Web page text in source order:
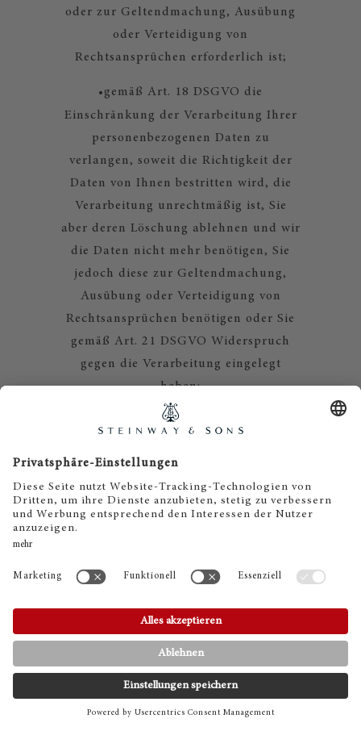
KONTAKT TELEFON
oder zur Geltendmachung, Ausübung
oder Verteidigung von
Rechtsansprüchen erforderlich ist;
•gemäß Art. 18 DSGVO die
Einschränkung der Verarbeitung Ihrer
personenbezogenen Daten zu
verlangen, soweit die Richtigkeit der
Daten von Ihnen bestritten wird, die
Verarbeitung unrechtmäßig ist, Sie
aber deren Löschung ablehnen und wir
die Daten nicht mehr benötigen, Sie
jedoch diese zur Geltendmachung,
Ausübung oder Verteidigung von
Rechtsansprüchen benötigen oder Sie
gemäß Art. 21 DSGVO Widerspruch
gegen die Verarbeitung eingelegt
haben;
gemäß Art. 20 DSGVO Ihre
bereitgestellt haben, in einem
strukturierten, gängigen und
maschinenlesebaren Format zu
erhalten oder die Übermittlung an
verlangen;
gemäß Art. 7 Abs. 3 DSGVO Ihre
einmal erteilte Einwilligung jederzeit
zur Folge, dass wir die
Datenverarbeitung, die auf dieser